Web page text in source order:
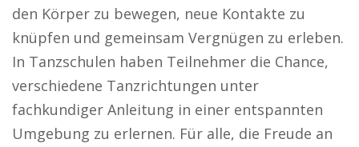
den Körper zu bewegen, neue Kontakte zu
knüpfen und gemeinsam Vergnügen zu erleben.
In Tanzschulen haben Teilnehmer die Chance,
verschiedene Tanzrichtungen unter
fachkundiger Anleitung in einer entspannten
Umgebung zu erlernen. Für alle, die Freude an